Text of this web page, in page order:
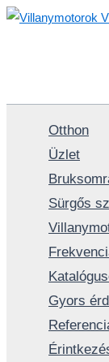
Skip
Otthon
Üzlet
Sürgős
Gyors